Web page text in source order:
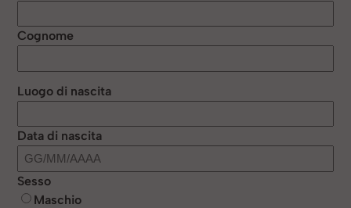
Cognome
Luogo di nascita
Data di nascita
Sesso
Maschio